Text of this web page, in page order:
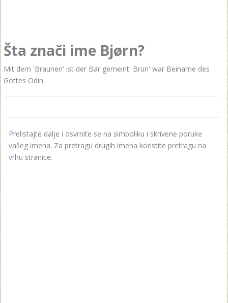
Šta znači ime Bjørn?
Mit dem 'Braunen' ist der Bär gemeint 'Brun' war Beiname des
Gottes Odin
Prelistajte dalje i osvrnite se na simboliku i skrivene poruke
vašeg imena. Za pretragu drugih imena koristite pretragu na
vrhu stranice.